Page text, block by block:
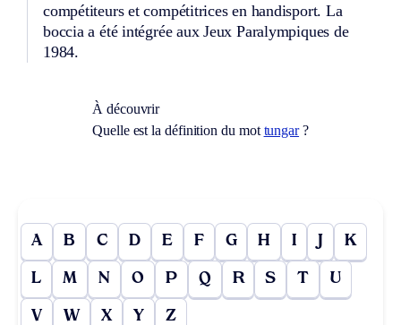
compétiteurs et compétitrices en handisport. La
boccia a été intégrée aux Jeux Paralympiques de
1984.
À découvrir
Quelle est la définition du mot tungar?
A B C D E F G H I J K
L M N O P Q R S T U
V W X Y Z